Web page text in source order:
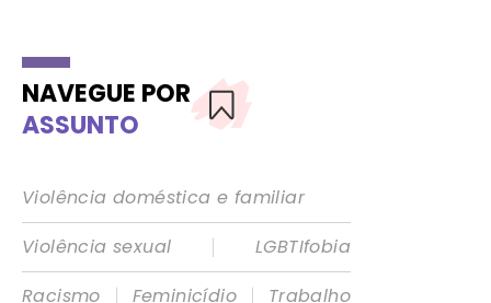
NAVEGUE POR
ASSUNTO
Violência doméstica e familiar
Violência sexual
|
LGBTIfobia
Racismo
| Feminicídio |
Trabalho